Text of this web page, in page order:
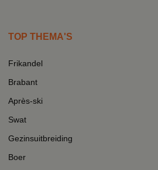
TOP THEMA'S
Frikandel
Brabant
Après-ski
Swat
Gezinsuitbreiding
Boer